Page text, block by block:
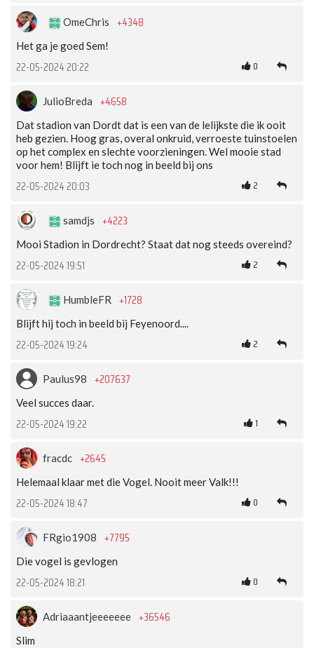
OmeChris +4348
Het ga je goed Sem!
22-05-2024 20:22 0
JulioBreda +4658
Dat stadion van Dordt dat is een van de lelijkste die ik ooit
heb gezien. Hoog gras, overal onkruid, verroeste tuinstoelen
op het complex en slechte voorzieningen. Wel mooie stad
voor hem! Blijft ie toch nog in beeld bij ons
22-05-2024 20:03 2
samdjs +4223
Mooi Stadion in Dordrecht? Staat dat nog steeds overeind?
22-05-2024 19:51 2
HumbleFR +1728
Blijft hij toch in beeld bij Feyenoord....
22-05-2024 19:24 2
Paulus98 +207637
Veel succes daar.
22-05-2024 19:22 1
fracdc +2645
Helemaal klaar met die Vogel. Nooit meer Valk!!!
22-05-2024 18:47 0
FRgio1908 +7795
Die vogel is gevlogen
22-05-2024 18:21 0
Adriaaantjeeeeeee +36546
Slim